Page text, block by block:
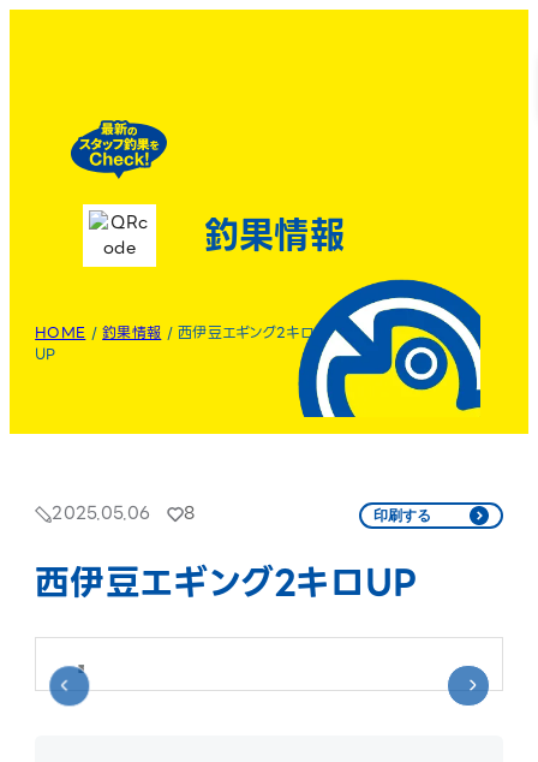
釣果情報
HOME /釣果情報 /西伊豆エギング2キロ
UP
2025.05.06 8 印刷する
西伊豆エギング2キロUP